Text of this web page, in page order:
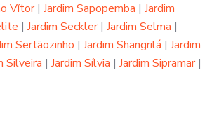
Vítor| Jardim Sapopemba | Jardim
| Jardim Seckler| Jardim Selma |
Sertãozinho | Jardim Shangrilá | Jardim
Silveira | Jardim Sílvia | Jardim Sipramar|